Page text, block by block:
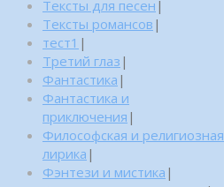
Тексты для песен |
Тексты романсов |
тест1 |
Третий глаз |
Фантастика |
Фантастика и
приключения |
Философская и религиозная
лирика |
Фэнтези и мистика |